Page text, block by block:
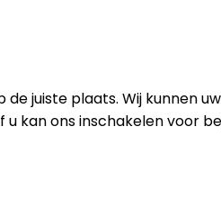
juiste plaats. Wij kunnen
kan ons inschakelen voor